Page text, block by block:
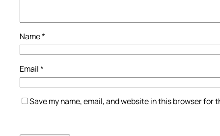
Name*
Email*
Save my name, email, and website in this browser for